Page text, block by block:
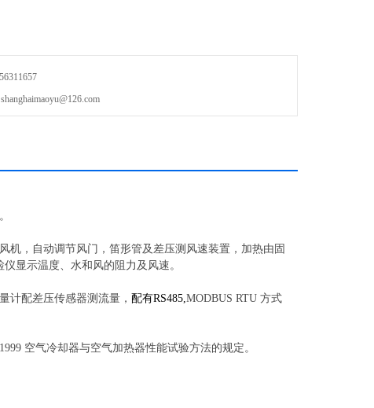
机，自动调节风门，笛形管及差压测风速装置，加热由固
仪显示温度、水和风的阻力及风速。
计配差压传感器测流量， 配有RS485,MODBUS RTU 方式
空气冷却器与空气加热器性能试验方法的规定。